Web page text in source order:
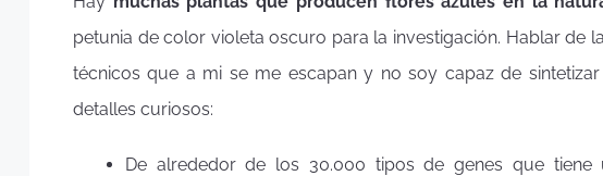
petunia de color violeta oscuro para la investigación. Hablar de
técnicos que a mi se me escapan y no soy capaz de
detalles curiosos:
De alrededor de los 30.000 tipos de genes que tiene